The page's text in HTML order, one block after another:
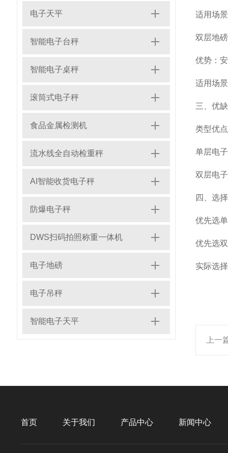
电子天平
智能电子台秤
智能电子桌秤
滚筒式电子秤
食品金属检测机
流水线全自动检重秤
AI智能收货电子秤
防爆电子秤
DWS扫码拍照称重一体机
电子地磅
电子吊秤
智能电子天平
适用场
双层地
优势：
适用场
三、优
类型优点
单层电
双层电
四、选
优先选
优先选
实际选
上一
首页 关于我们 产品中心 新闻中心